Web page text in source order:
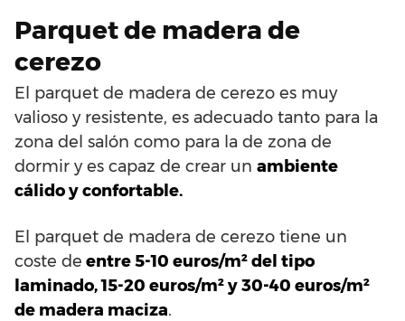
Parquet de madera de
cerezo
El parquet de madera de cerezo es muy
valioso y resistente, es adecuado tanto para la
zona del salón como para la de zona de
dormir y es capaz de crear un ambiente
cálido y confortable.
El parquet de madera de cerezo tiene un
coste de entre 5-10 euros/m² del tipo
laminado, 15-20 euros/m² y 30-40 euros/m²
de madera maciza.